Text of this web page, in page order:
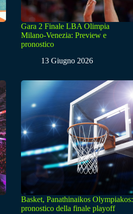
Gara 2 Finale LBA Olimpia
Milano-Venezia: Preview e
pronostico
13 Giugno 2026
Basket, Panathinaikos Olympiakos:
pronostico della finale playoff